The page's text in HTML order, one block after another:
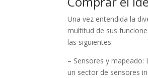
Una vez entendida la
multitud de sus
las siguientes:
– Sensores y mapeado:
un sector de sensores